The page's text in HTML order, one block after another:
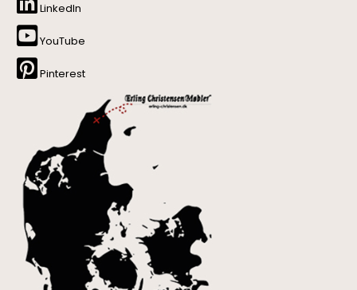
LinkedIn
YouTube
Pinterest